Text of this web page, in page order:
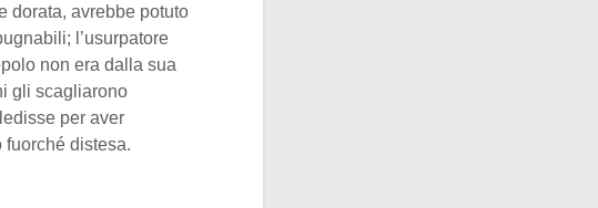
dorata, avrebbe potuto
l’usurpatore
non era dalla sua
gli scagliarono
per aver
fuorché distesa.